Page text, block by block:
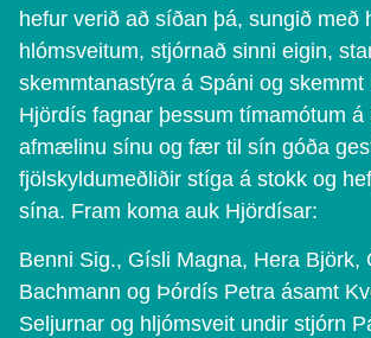
hefur verið að síðan þá, sungið með
hlómsveitum, stjórnað sinni eigin,
skemmtanastýra á Spáni og skemmt
Hjördís fagnar þessum tímamótum á
afmælinu sínu og fær til sín góða
fjölskyldumeðliðir stíga á stokk og
sína. Fram koma auk Hjördísar:
Benni Sig., Gísli Magna, Hera Björk,
Bachmann og Þórdís Petra ásamt
Seljurnar og hljómsveit undir stjórn